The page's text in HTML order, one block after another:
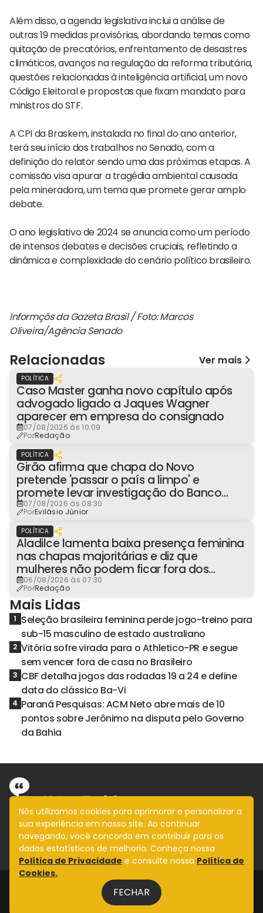
Além disso, a agenda legislativa inclui a análise de
outras 19 medidas provisórias, abordando temas como
quitação de precatórios, enfrentamento de desastres
climáticos, avanços na regulação da reforma tributária,
questões relacionadas à inteligência artificial, um novo
Código Eleitoral e propostas que fixam mandato para
ministros do STF.
A CPI da Braskem, instalada no final do ano anterior,
terá seu início dos trabalhos no Senado, com a
definição do relator sendo uma das próximas etapas. A
comissão visa apurar a tragédia ambiental causada
pela mineradora, um tema que promete gerar amplo
debate.
O ano legislativo de 2024 se anuncia como um período
de intensos debates e decisões cruciais, refletindo a
dinâmica e complexidade do cenário político brasileiro.
Informçõs da Gazeta Brasil / Foto: Marcos
Oliveira/Agência Senado
Relacionadas Ver mais
POLÍTICA
Caso Master ganha novo capítulo após
advogado ligado a Jaques Wagner
aparecer em empresa do consignado
07/08/2026 às 10:09
PorRedação
POLÍTICA
Girão afirma que chapa do Novo
pretende 'passar o país a limpo' e
promete levar investigação do Banco
Master à Presidência
07/08/2026 às 08:30
PorEvilásio Júnior
POLÍTICA
Aladilce lamenta baixa presença feminina
nas chapas majoritárias e diz que
mulheres não podem ficar fora dos
espaços de poder
06/08/2026 às 07:30
PorRedação
Mais Lidas
1 Seleção brasileira feminina perde jogo-treino para
sub-15 masculino de estado australiano
2 Vitória sofre virada para o Athletico-PR e segue
sem vencer fora de casa no Brasileiro
3 CBF detalha jogos das rodadas 19 a 24 e define
data do clássico Ba-Vi
4 Paraná Pesquisas: ACM Neto abre mais de 10
pontos sobre Jerônimo na disputa pelo Governo
da Bahia
Informação com imparcialidade
SIGA
Design by NVGO
Fale Conosco
Nós utilizamos cookies para aprimorar e personalizar a
sua experiência em nosso site. Ao continuar
navegando, você concorda em contribuir para os
dados estatísticos de melhoria. Conheça nossa
Política de Privacidade e consulte nossa Política de
Cookies.
FECHAR